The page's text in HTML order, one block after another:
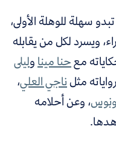
سهلة للوهلة الأولى،
ويسرد لكل من يقابله
معحنا ميناوليلى
مثلناجي العلي،
، وعن أحلامه